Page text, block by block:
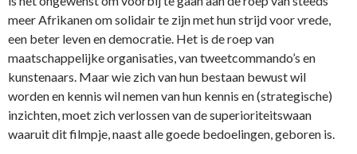
meer Afrikanen om solidair te zijn met hun strijd voor vrede,
een beter leven en democratie. Het is de roep van
maatschappelijke organisaties, van tweetcommando’s en
kunstenaars. Maar wie zich van hun bestaan bewust wil
worden en kennis wil nemen van hun kennis en (strategische)
inzichten, moet zich verlossen van de superioriteitswaan
waaruit dit filmpje, naast alle goede bedoelingen, geboren is.